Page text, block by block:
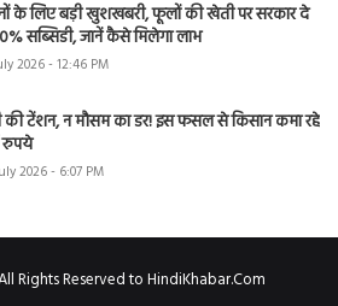
के लिए बड़ी खुशखबरी, फूलों की खेती पर सरकार दे
सब्सिडी, जानें कैसे मिलेगा लाभ
2026 - 12:46 PM
की टेंशन, न मौसम का डर! इस फसल से किसान कमा रहे
रुपये
2026 - 6:07 PM
Rights Reserved to HindiKhabar.Com